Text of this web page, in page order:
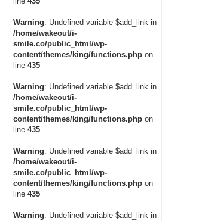
Warning: Undefined variable $add_link in
/home/wakeout/i-
smile.co/public_html/wp-
content/themes/king/functions.phpon
line 435
Warning: Undefined variable $add_link in
/home/wakeout/i-
smile.co/public_html/wp-
content/themes/king/functions.phpon
line 435
Warning: Undefined variable $add_link in
/home/wakeout/i-
smile.co/public_html/wp-
content/themes/king/functions.phpon
line 435
Warning: Undefined variable $add_link in